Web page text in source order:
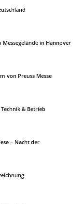
in Hannover
von Preuss Messe
& Betrieb
– Nacht der